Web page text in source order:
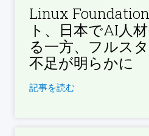
Linux
ト、日本でAI人
る一方、フルス
不足が明らかに
記事を読む